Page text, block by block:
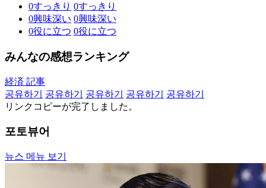
0すっきり 0すっきり
0興味深い 0興味深い
0役に立つ 0役に立つ
みんなの感想ランキング
経済 記事
공유하기
공유하기 공유하기 공유하기
공유하기
リンクコピーが完了しました。
포토뷰어
뉴스 메뉴 보기